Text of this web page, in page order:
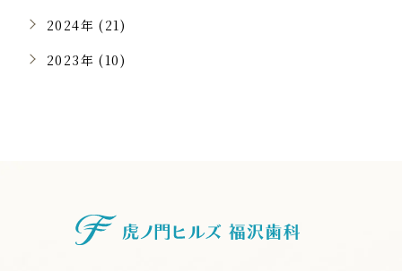
2024年 (21)
2023年 (10)